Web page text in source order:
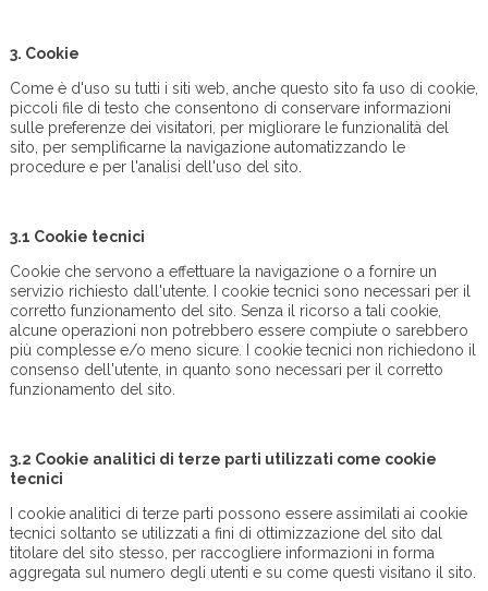
3. Cookie
Come è d'uso su tutti i siti web, anche questo sito fa uso di cookie,
piccoli file di testo che consentono di conservare informazioni
sulle preferenze dei visitatori, per migliorare le funzionalità del
sito, per semplificarne la navigazione automatizzando le
procedure e per l'analisi dell'uso del sito.
3.1 Cookie tecnici
Cookie che servono a effettuare la navigazione o a fornire un
servizio richiesto dall'utente. I cookie tecnici sono necessari per il
corretto funzionamento del sito. Senza il ricorso a tali cookie,
alcune operazioni non potrebbero essere compiute o sarebbero
più complesse e/o meno sicure. I cookie tecnici non richiedono il
consenso dell'utente, in quanto sono necessari per il corretto
funzionamento del sito.
3.2 Cookie analitici di terze parti utilizzati come cookie
tecnici
I cookie analitici di terze parti possono essere assimilati ai cookie
tecnici soltanto se utilizzati a fini di ottimizzazione del sito dal
titolare del sito stesso, per raccogliere informazioni in forma
aggregata sul numero degli utenti e su come questi visitano il sito.